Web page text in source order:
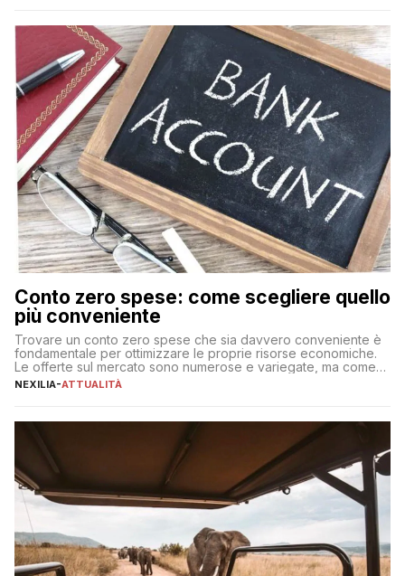
Conto zero spese: come scegliere quello
più conveniente
Trovare un conto zero spese che sia davvero conveniente è
fondamentale per ottimizzare le proprie risorse economiche.
Le offerte sul mercato sono numerose e variegate, ma come
individuare quella più adatta alle proprie esigenze senza
sul […]
NEXILIA-ATTUALITÀ